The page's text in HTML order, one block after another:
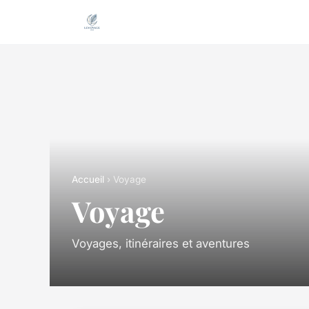
Accueil › Voyage
Voyage
Voyages, itinéraires et aventures